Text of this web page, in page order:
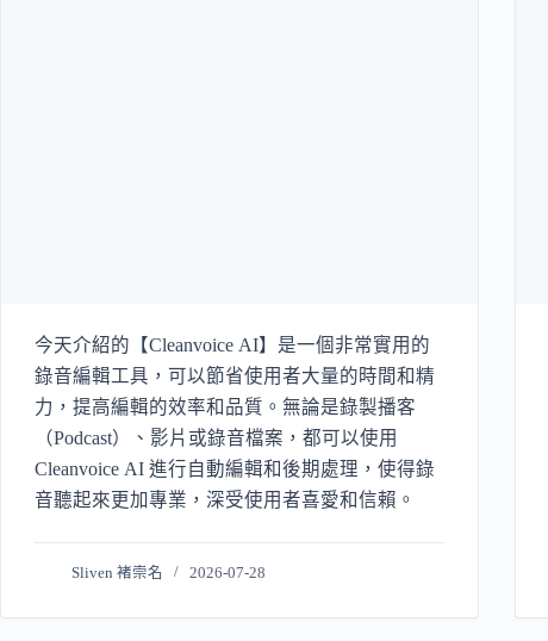
今天介紹的【Cleanvoice AI】是一個非常實用的
錄音編輯工具，可以節省使用者大量的時間和精
力，提高編輯的效率和品質。無論是錄製播客
（Podcast）、影片或錄音檔案，都可以使用
Cleanvoice AI 進行自動編輯和後期處理，使得錄
音聽起來更加專業，深受使用者喜愛和信賴。
Sliven 褚崇名 2026-07-28